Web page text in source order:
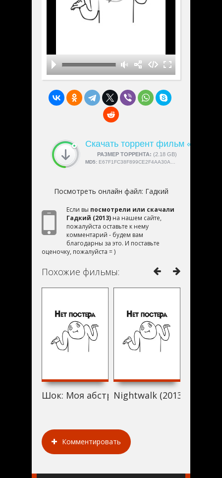
Скачать торрент фильм
РАЗМЕР ТОРРЕНТА: (2.18 GB)
СКАЧАЛИ:4189
MD5: E67F1FC38F899CE2F4AA30A8A6521860
Посмотреть онлайн файл: Гадкий
Если вы посмотрели или скачали
Гадкий (2013) на нашем сайте,
пожалуйста оставьте к нему
комментарий - будем вам
благодарны за это. И поставьте
оценочку, пожалуйста = )
Похожие фильмы:
Шок: Моя абстракция смерти (2013)
Nightwalk (2013)
Комментировать